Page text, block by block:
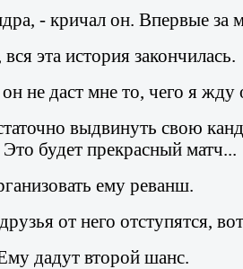
- кричал он. Впервые
эта история закончилась.
не даст мне то, чего я жду
выдвинуть свою
будет прекрасный матч...
ему реванш.
от него отступятся,
дадут второй шанс.